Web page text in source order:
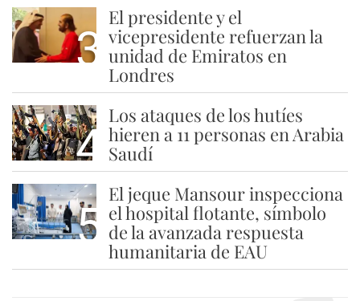
3
El presidente y el
vicepresidente refuerzan la
unidad de Emiratos en
Londres
4
Los ataques de los hutíes
hieren a 11 personas en Arabia
Saudí
5
El jeque Mansour inspecciona
el hospital flotante, símbolo
de la avanzada respuesta
humanitaria de EAU